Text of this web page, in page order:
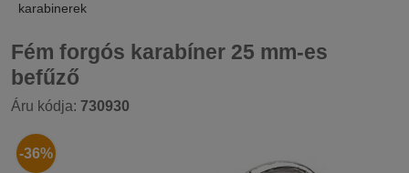
karabinerek
Fém forgós karabíner 25 mm-es
befűző
Áru kódja: 730930
-36%